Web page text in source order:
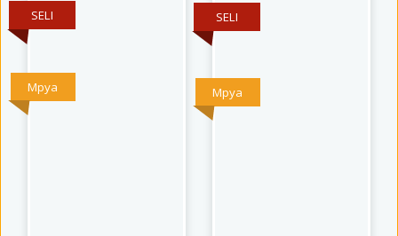
Mpya
SELI
Mpya
SELI